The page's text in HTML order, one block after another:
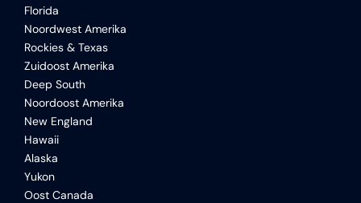
Florida
Noordwest Amerika
Rockies & Texas
Zuidoost Amerika
Deep South
Noordoost Amerika
New England
Hawaii
Alaska
Yukon
Oost Canada